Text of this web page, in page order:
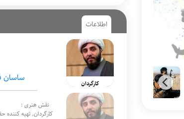
اطلاعات
کارگردان ساسان
نقش هنری :
کارگردان, تهیه کننده